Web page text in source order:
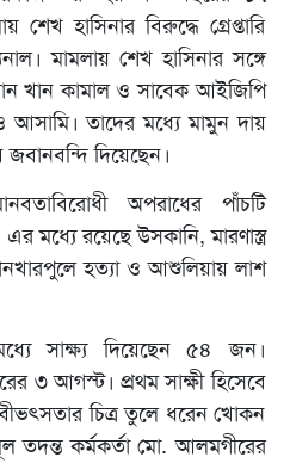
হাসিনার বিরুদ্ধে গ্রেপ্তারি
মামলায় শেখ হাসিনার সঙ্গে
খান কামাল ও সাবেক আইজিপি
তাদের মধ্যে মামুন দায়
জবানবন্দি দিয়েছেন।
অপরাধের পাঁচটি
মধ্যে রয়েছে উসকানি, মারণাস্ত্র
হত্যা ও আশুলিয়ায় লাশ
সাক্ষ্য দিয়েছেন ৫৪ জন।
৩ আগস্ট। প্রথম সাক্ষী হিসেবে
চিত্র তুলে ধরেন খোকন
তদন্ত কর্মকর্তা মো. আলমগীরের